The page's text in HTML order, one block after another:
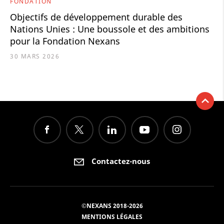
Objectifs de développement durable des
Nations Unies : Une boussole et des ambitions
pour la Fondation Nexans
30 MARS 2026
Contactez-nous
©NEXANS 2018-2026
MENTIONS LÉGALES